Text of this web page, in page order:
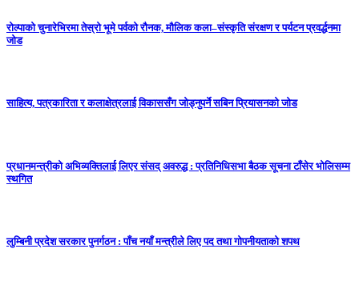
रोल्पाको चुनारेभिरमा तेस्रो भूमे पर्वको रौनक, मौलिक कला–संस्कृति संरक्षण र पर्यटन प्रवर्द्धनमा
जोड
साहित्य, पत्रकारिता र कलाक्षेत्रलाई विकाससँग जोड्नुपर्ने सबिन प्रियासनको जोड
प्रधानमन्त्रीको अभिव्यक्तिलाई लिएर संसद् अवरुद्ध : प्रतिनिधिसभा बैठक सूचना टाँसेर भोलिसम्म
स्थगित
लुम्बिनी प्रदेश सरकार पुनर्गठन : पाँच नयाँ मन्त्रीले लिए पद तथा गोपनीयताको शपथ